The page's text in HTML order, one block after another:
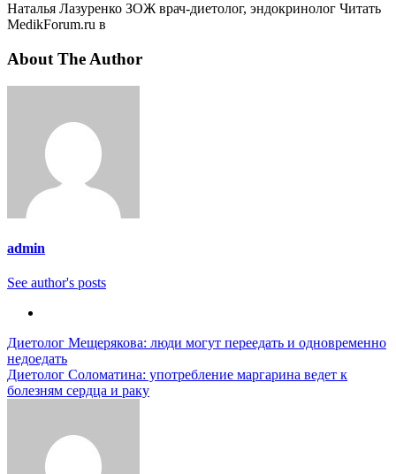
Наталья Лазуренко ЗОЖ врач-диетолог, эндокринолог Читать
MedikForum.ru в
About The Author
admin
See author's posts
Навигация
по
записям
Диетолог Мещерякова: люди могут переедать и одновременно
недоедать
Диетолог Соломатина: употребление маргарина ведет к
болезням сердца и раку